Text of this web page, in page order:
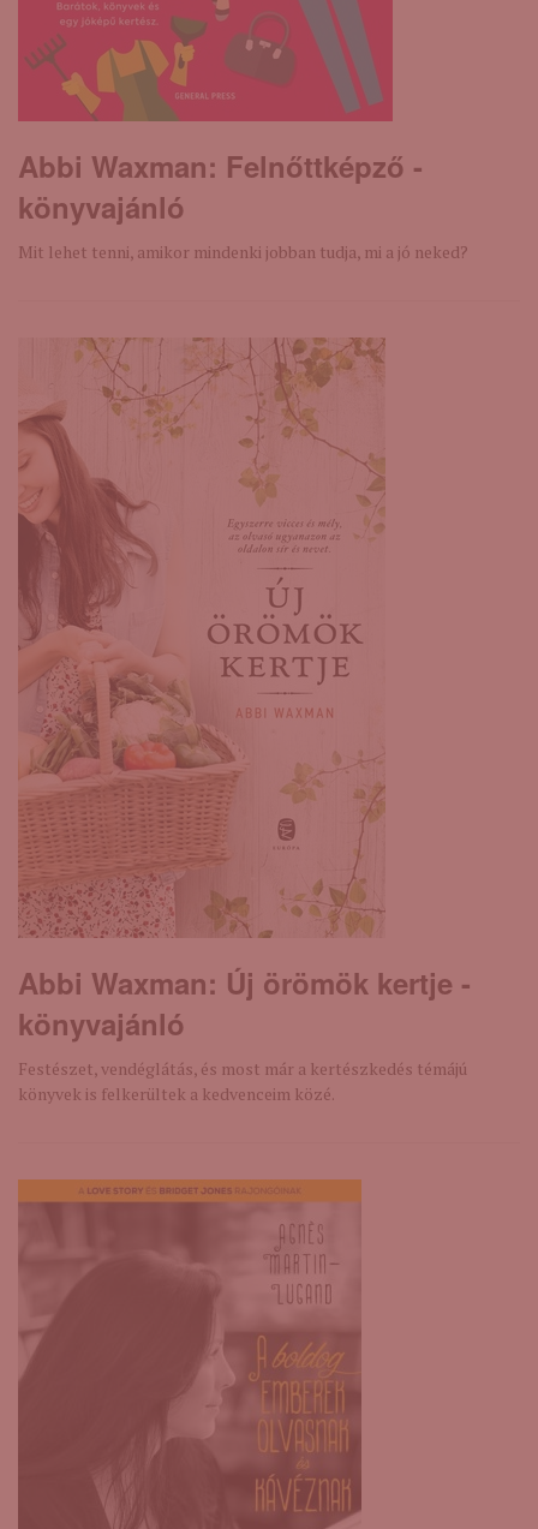
Abbi Waxman: Felnőttképző -
könyvajánló
Mit lehet tenni, amikor mindenki jobban tudja, mi a jó neked?
Abbi Waxman: Új ​örömök kertje -
könyvajánló
Festészet, vendéglátás, és most már a kertészkedés témájú
könyvek is felkerültek a kedvenceim közé.